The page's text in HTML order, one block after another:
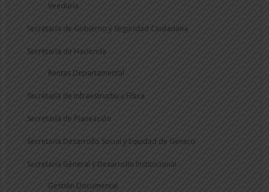
Veeduría
Secretaría de Gobierno y Seguridad Ciudadana
Secretaría de Hacienda
Rentas Departamental
Secretaría de Infraestructura Física
Secretaría de Planeación
Secretaría Desarrollo Social y Equidad de Genero
Secretaría General y Desarrollo Institucional
Gestión Documental